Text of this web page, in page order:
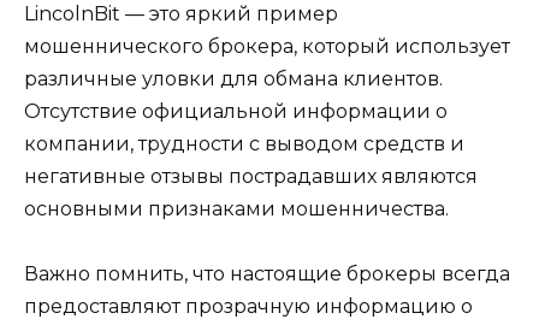
LincolnBit — это яркий пример
мошеннического брокера, который использует
различные уловки для обмана клиентов.
Отсутствие официальной информации о
компании, трудности с выводом средств и
негативные отзывы пострадавших являются
основными признаками мошенничества.
Важно помнить, что настоящие брокеры всегда
предоставляют прозрачную информацию о